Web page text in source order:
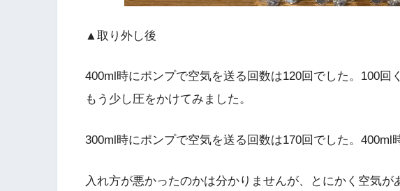
▲取り外し後
400ml時にポンプで空気を送る回数は120回でした。100回
もう少し圧をかけてみました。
300ml時にポンプで空気を送る回数は170回でした。400ml
入れ方が悪かったのかは分かりませんが、とにかく空気が